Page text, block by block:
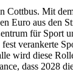
Mit
aus den
für
verankerte
wird diese
dass 2028